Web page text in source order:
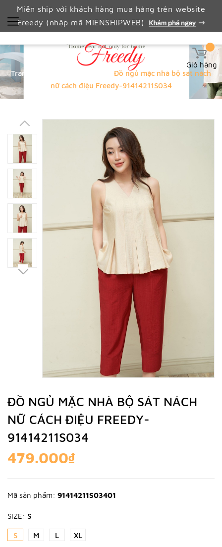
Miễn ship với khách hàng mua hàng trên website
Freedy (nhập mã MIENSHIPWEB)
Giỏ hàng
Trang chủ
Đồ ngủ mặc nhà bộ sát nách
nữ cách điệu Freedy-91414211S034
ĐỒ NGỦ MẶC NHÀ BỘ SÁT NÁCH
NỮ CÁCH ĐIỆU FREEDY-
91414211S034
479.000₫
Mã sản phẩm: 91414211S03401
SIZE: S
S M L XL